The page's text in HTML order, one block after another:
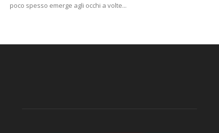
poco spesso emerge agli occhi a volte...